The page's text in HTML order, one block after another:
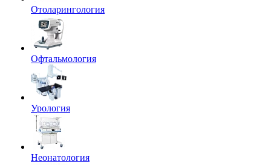
Отоларингология
Офтальмология
Урология
Неонатология